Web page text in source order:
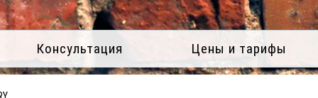
Консультация Цены и тарифы